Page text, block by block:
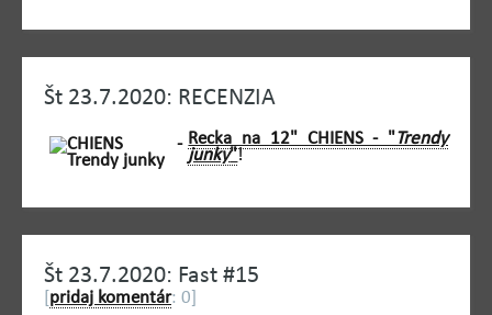
Št 23.7.2020: RECENZIA
Recka na 12" CHIENS - "Trendy
junky"!
Št 23.7.2020: Fast #15
pridaj komentár: 0]